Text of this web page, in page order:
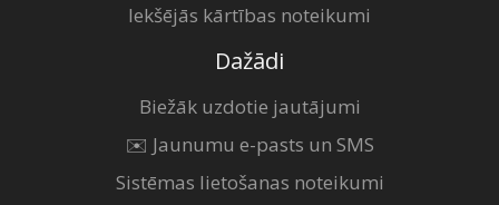
Iekšējās kārtības noteikumi
Dažādi
Biežāk uzdotie jautājumi
✉️ Jaunumu e-pasts un SMS
Sistēmas lietošanas noteikumi